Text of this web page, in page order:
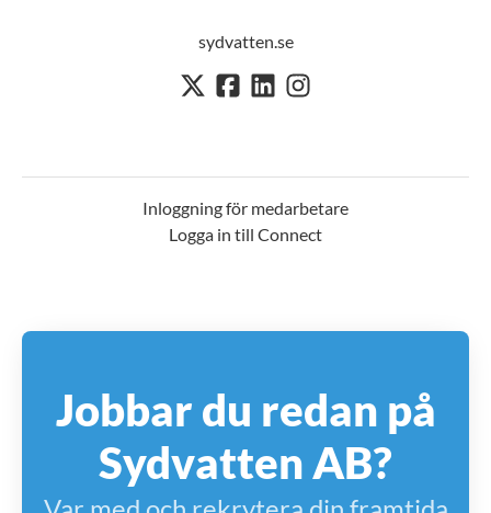
sydvatten.se
Inloggning för medarbetare
Logga in till Connect
Jobbar du redan på
Sydvatten AB?